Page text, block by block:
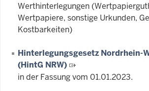
Werthinterlegungen
Wertpapiere, sonstige Urkunden,
Kostbarkeiten)
Hinterlegungsgesetz Nordrhein-
(HintG NRW)
in der Fassung vom 01.01.2023.